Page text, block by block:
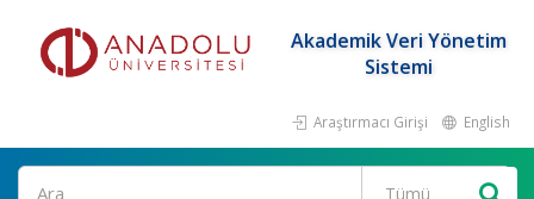
Akademik Veri Yönetim
Sistemi
Araştırmacı Girişi English
Ara